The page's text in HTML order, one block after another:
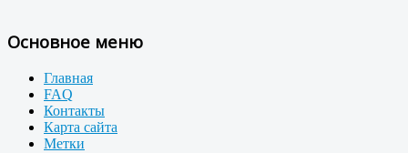
Основное меню
Главная
FAQ
Контакты
Карта сайта
Метки